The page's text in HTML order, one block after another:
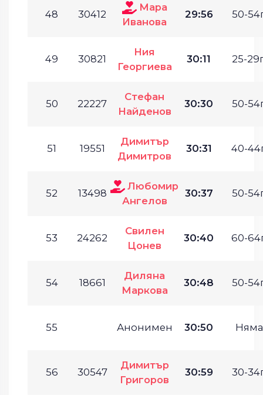
48 30412
Мара
Иванова
29:56 50-
49 30821
Ния
Георгиева
30:11 25-
50 22227
Стефан
Найденов
30:30 50-
51 19551
Димитър
Димитров
30:31 40-
52 13498
Любомир
Ангелов
30:37 50-
53 24262
Свилен
Цонев
30:40 60-
54 18661
Диляна
Маркова
30:48 50-
55 Анонимен 30:50 Няма
56 30547
Димитър
Григоров
30:59 30-